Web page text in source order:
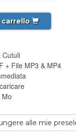
carrello
Cutuli
+ File MP3 & MP4
alle mie